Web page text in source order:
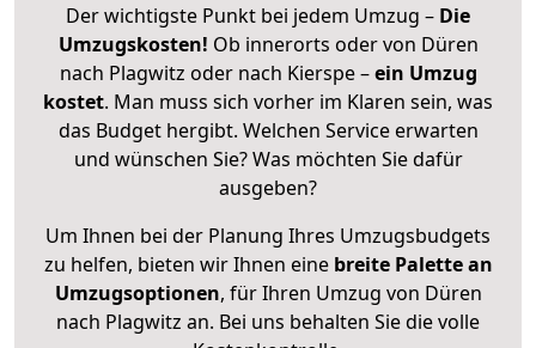
Der wichtigste Punkt bei jedem Umzug – Die
Umzugskosten! Ob innerorts oder von Düren
nach Plagwitz oder nach Kierspe –ein Umzug
kostet. Man muss sich vorher im Klaren sein, was
das Budget hergibt. Welchen Service erwarten
und wünschen Sie? Was möchten Sie dafür
ausgeben?
Um Ihnen bei der Planung Ihres Umzugsbudgets
zu helfen, bieten wir Ihnen eine breite Palette an
Umzugsoptionen, für Ihren Umzug von Düren
nach Plagwitz an. Bei uns behalten Sie die volle